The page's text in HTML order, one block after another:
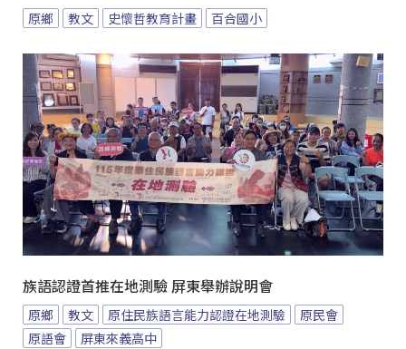
原鄉 教文 史懷哲教育計畫 百合國小
族語認證首推在地測驗 屏東舉辦說明會
原鄉 教文 原住民族語言能力認證在地測驗
原民會
原語會
屏東來義高中